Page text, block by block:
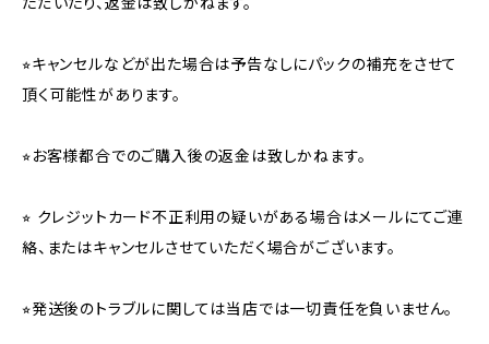
⭐︎キャンセルなどが出た場合は予告なしにパックの補充をさせて
頂く可能性があります。
⭐︎お客様都合でのご購入後の返金は致しかねます。
⭐︎ クレジットカード不正利用の疑いがある場合はメールにてご連
絡、またはキャンセルさせていただく場合がございます。
⭐︎発送後のトラブルに関しては当店では一切責任を負いません。